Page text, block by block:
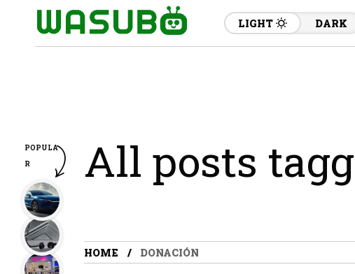
LIGHT DARK
All posts
HOME DONACIÓN
POPULA
R